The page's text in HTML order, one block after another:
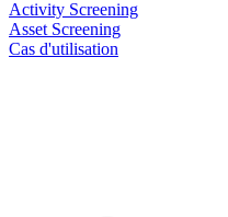
Activity Screening
Asset Screening
Cas d'utilisation